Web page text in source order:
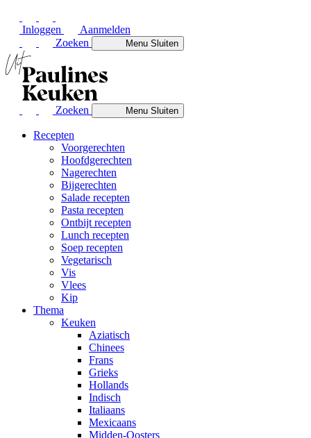
Inloggen
Aanmelden
Zoeken
MenuSluiten
Zoeken MenuSluiten
Recepten
Voorgerechten
Hoofdgerechten
Nagerechten
Bijgerechten
Salade recepten
Pasta recepten
Ontbijt recepten
Lunch recepten
Soep recepten
Vegetarisch
Vis
Vlees
Kip
Thema
Keuken
Aziatisch
Chinees
Frans
Grieks
Hollands
Indisch
Italiaans
Mexicaans
Midden-Oosters